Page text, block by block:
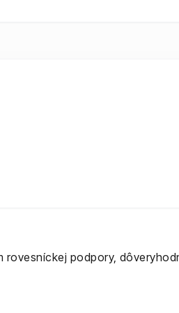
podpory,